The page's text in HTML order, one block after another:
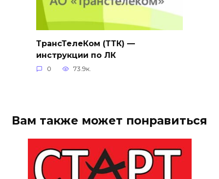
ТрансТелеКом (ТТК) —
инструкции по ЛК
0 73.9к.
Вам также может понравиться